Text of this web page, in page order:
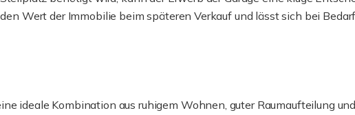
Wert der Immobilie beim späteren Verkauf und lässt sich bei
ideale Kombination aus ruhigem Wohnen, guter Raumaufteilung